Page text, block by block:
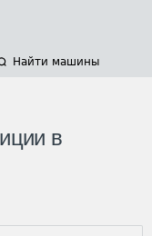
Найти машины
в